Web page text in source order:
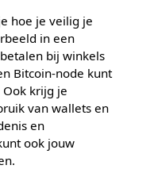
hoe je veilig je
in een
bij winkels
Bitcoin-node kunt
krijg je
van wallets en
en
ook jouw